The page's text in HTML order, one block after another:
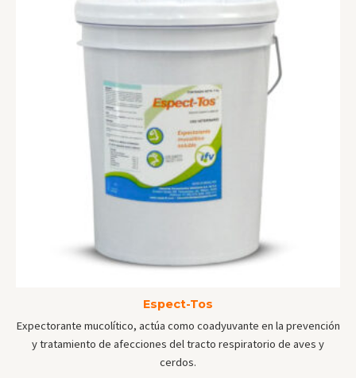
Espect-Tos
Expectorante mucolítico, actúa como coadyuvante en la prevención
y tratamiento de afecciones del tracto respiratorio de aves y
cerdos.